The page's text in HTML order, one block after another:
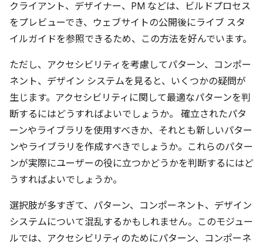
クライアント、デザイナー、PM などは、ビルドプロセス
をプレビューでき、ウェブサイトの公開後にライブ スタ
イルガイドを参照できるため、この方法を好んでいます。
ただし、アクセシビリティを考慮してパターン、コンポー
ネント、デザイン システムを見ると、いくつかの疑問が
生じます。アクセシビリティに関して最適なパターンを判
断するにはどうすればよいでしょうか。 確立されたパタ
ーンやライブラリを使用すべきか、それとも新しいパター
ンやライブラリを作成すべきでしょうか。これらのパター
ンが実際にユーザーの役に立つかどうかを判断するにはど
うすればよいでしょうか。
選択肢が多すぎて、パターン、コンポーネント、デザイン
システムについて混乱するかもしれません。このモジュー
ルでは、アクセシビリティのためにパターン、コンポーネ